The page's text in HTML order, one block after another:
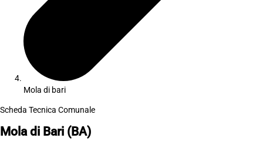
Mola di bari
Scheda Tecnica Comunale
Mola di Bari (BA)